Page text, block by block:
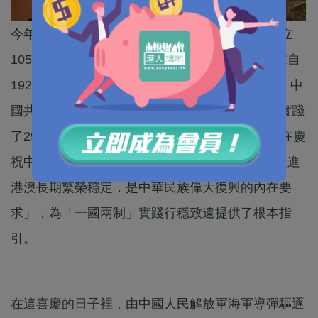
今年是香港回歸祖國29周年，也是中國共產黨成立
105周年。兩個周年紀念有內在聯繫：中國共產黨自
1921年成立以來，走過了105年的波瀾壯闊歷程。中
國共產黨創造性提出的「一國兩制」思想在香港實踐
了29年，有曲折，但更多是成功。習近平總書記在慶
祝中國共產黨成立105周年大會上深刻指出：「促進
港澳長期繁榮穩定，是中華民族偉大復興的內在要
求」，為「一國兩制」實踐行穩致遠提供了根本指
引。
在這喜慶的日子裡，由中國人民解放軍海軍導彈驅逐